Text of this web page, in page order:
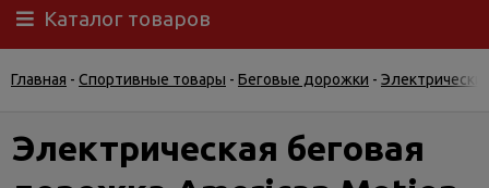
Самовывоз
Гарантия
возврат
Каталог товаров
Главная - Спортивные товары - Беговые дорожки -
Электрическая беговая